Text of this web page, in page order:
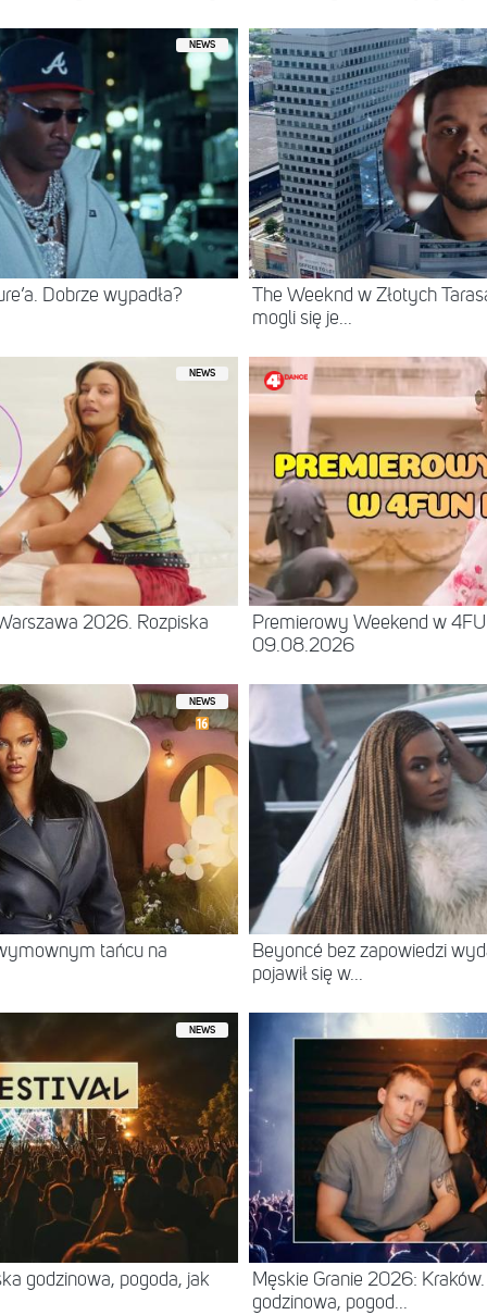
NEWS
Dobrze wypadła?
The Weeknd w Złotych
mogli się je...
NEWS
2026. Rozpiska
Premierowy Weekend w
09.08.2026
NEWS
tańcu na
Beyoncé bez zapowiedzi
pojawił się w...
NEWS
godzinowa, pogoda, jak
Męskie Granie 2026:
godzinowa, pogod...